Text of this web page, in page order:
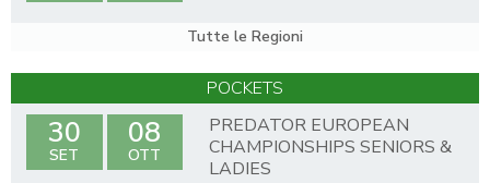
Tutte le Regioni
POCKETS
30
SET
08
OTT
PREDATOR EUROPEAN
CHAMPIONSHIPS SENIORS &
LADIES